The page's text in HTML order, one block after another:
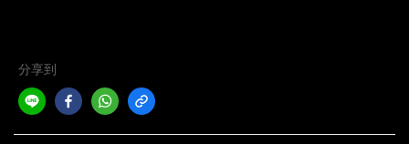
分享到